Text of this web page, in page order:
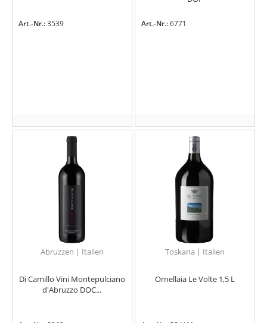
Art.-Nr.:3539 Art.-Nr.:6771
Abruzzen | Italien
Di Camillo Vini Montepulciano
d'Abruzzo DOC...
Toskana | Italien
Ornellaia Le Volte 1,5 L